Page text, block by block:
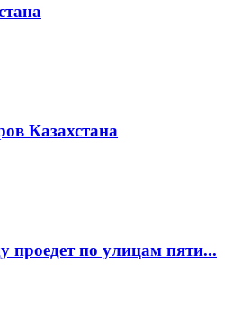
Казахстана
проедет по улицам пяти...